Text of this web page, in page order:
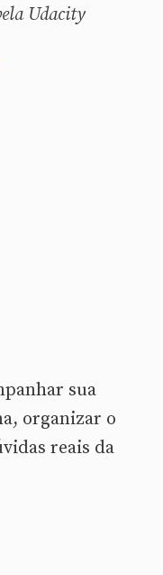
Udacity
sua
organizar o
reais da